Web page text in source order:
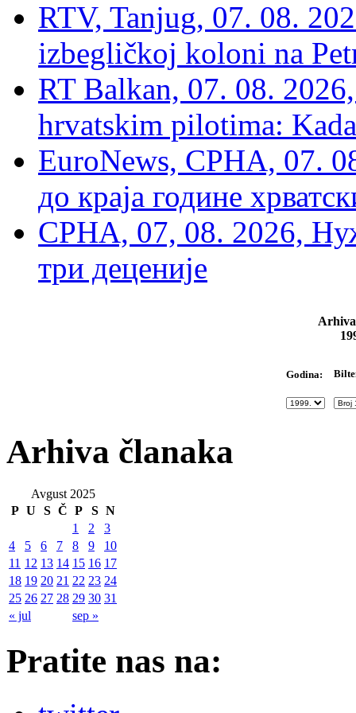
RTV, Tanjug, 07. 08.
izbegličkoj koloni na
RT Balkan, 07. 08.
hrvatskim pilotima:
EuroNews, СРНА, 07.
до краја године
СРНА, 07, 08. 2026,
три деценије
Godina:
Arhiva članaka
Avgust 2025
P U S Č P S N
« jul sep »
1 2
3
4
5 6 7 8 9
10
11 12 13 14 15 16 17
18 19 20 21 22 23 24
25 26 27 28 29 30 31
Pratite nas na: